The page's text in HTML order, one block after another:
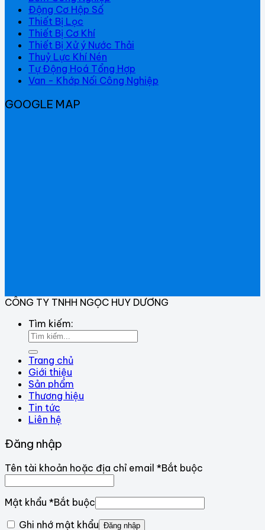
Động Cơ Hộp Số
Thiết Bị Lọc
Thiết Bị Cơ Khí
Thiết Bị Xử ý Nước Thải
Thuỷ Lực Khí Nén
Tự Động Hoá Tổng Hợp
Van - Khớp Nối Công Nghiệp
GOOGLE MAP
CÔNG TY TNHH NGỌC HUY DƯƠNG
Tìm kiếm:
Trang chủ
Giới thiệu
Sản phẩm
Thương hiệu
Tin tức
Liên hệ
Đăng nhập
Tên tài khoản hoặc địa chỉ email *Bắt buộc
Mật khẩu *Bắt buộc
Ghi nhớ mật khẩu Đăng nhập